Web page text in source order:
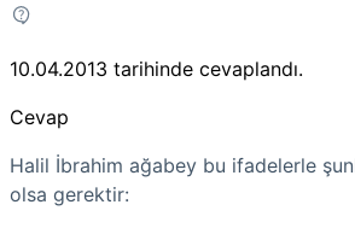
10.04.2013 tarihinde cevaplandı.
Cevap
Halil İbrahim ağabey bu ifadelerle
olsa gerektir: